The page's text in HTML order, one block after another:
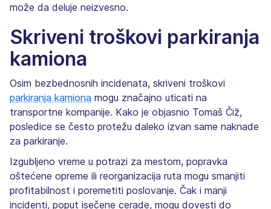
može da deluje neizvesno.
Skriveni troškovi parkiranja
kamiona
Osim bezbednosnih incidenata, skriveni troškovi
parkiranja kamiona mogu značajno uticati na
transportne kompanije. Kako je objasnio Tomaš Čiž,
posledice se često protežu daleko izvan same naknade
za parkiranje.
Izgubljeno vreme u potrazi za mestom, popravka
oštećene opreme ili reorganizacija ruta mogu smanjiti
profitabilnost i poremetiti poslovanje. Čak i manji
incidenti, poput isečene cerade, mogu dovesti do